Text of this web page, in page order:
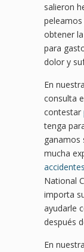
salieron
obtener
para
dolor y
En
consulta
contestar
tenga
ganamos
mucha
accidentes
National
importa
ayudarle
después
En